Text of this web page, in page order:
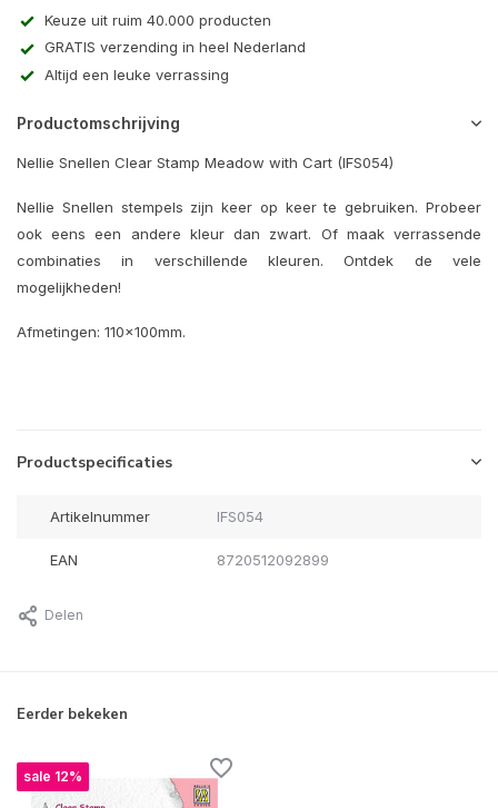
Keuze uit ruim 40.000 producten
GRATIS verzending in heel Nederland
Altijd een leuke verrassing
Productomschrijving
Nellie Snellen Clear Stamp Meadow with Cart (IFS054)
Nellie Snellen stempels zijn keer op keer te gebruiken. Probeer
ook eens een andere kleur dan zwart. Of maak verrassende
combinaties in verschillende kleuren. Ontdek de vele
mogelijkheden!
Afmetingen: 110x100mm.
Productspecificaties
Artikelnummer IFS054
EAN 8720512092899
Delen
Eerder bekeken
sale 12%